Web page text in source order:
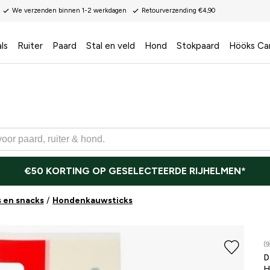
We verzenden binnen 1-2 werkdagen Retourverzending €4,90
Ruiter Paard Stal en veld Hond Stokpaard Hööks
€50 KORTING OP GESELECTEERDE RIJHELMEN*
snacks Hondenkauwsticks